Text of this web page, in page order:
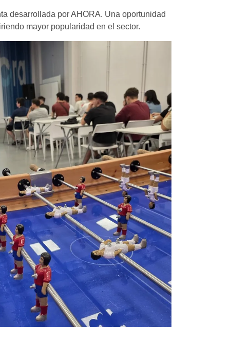
desarrollada por AHORA. Una oportunidad
mayor popularidad en el sector.